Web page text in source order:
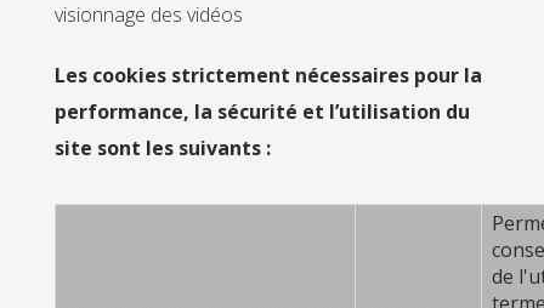
visionnage des vidéos
Les cookies strictement nécessaires pour la
performance, la sécurité et l’utilisation du
site sont les suivants :
de